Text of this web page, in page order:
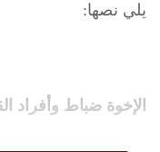
يلي نصها:
الإخوة ضباط وأفراد